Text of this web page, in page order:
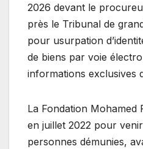
2026 devant le
près le Tribunal de
pour usurpation
de biens par voie
informations exclusives
La Fondation Mohamed
en juillet 2022 pour
personnes démunies,